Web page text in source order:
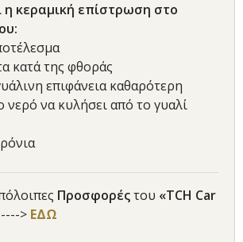
η κεραμική επίστρωση στο
κατά της φθοράς
επιφάνεια καθαρότερη
νερό να κυλήσει από το γυαλί
Προσφορέςτου «TCH Car
----> ΕΔΩ